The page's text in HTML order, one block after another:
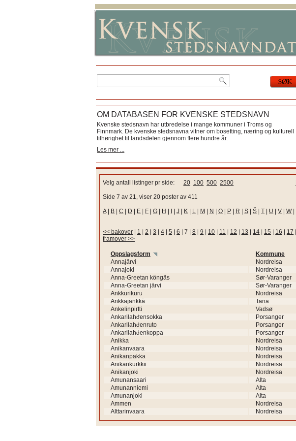
OM DATABASEN FOR KVENSKE STEDSNAVN
Kvenske stedsnavn har utbredelse i mange kommuner i Troms og
Finnmark. De kvenske stedsnavna vitner om bosetting, næring og kulturell
tilhørighet til landsdelen gjennom flere hundre år.
Les mer ...
Velg antall listinger pr side: 20 100 500 2500
Side 7 av 21, viser 20 poster av 411
A| B C D E F G H J K L M N O P R S Š T U V W|
<< bakover 1 2 3 4 5 6 7 8 9 10 11 12 13 14 15 16 17
framover >>
Oppslagsform
Kommune
Annajärvi
Nordreisa
Annajoki
Nordreisa
Anna-Greetan köngäs
Sør-Varanger
Anna-Greetan järvi
Sør-Varanger
Ankkurikuru
Nordreisa
Ankkajänkkä
Tana
Ankelinpirtti
Vadsø
Ankarilahđensokka
Porsanger
Ankarilahđenruto
Porsanger
Ankarilahđenkoppa
Porsanger
Anikka
Nordreisa
Anikanvaara
Nordreisa
Anikanpakka
Nordreisa
Anikankurkkii
Nordreisa
Anikanjoki
Nordreisa
Amunansaari
Alta
Amunanniemi
Alta
Amunanjoki
Alta
Ammen
Nordreisa
Alttarinvaara
Nordreisa